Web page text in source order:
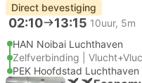
Direct bevestiging
02:10 13:15 10uur, 5m
HAN Noibai Luchthaven
Zelfverbinding |
PEK Hoofdstad Luchthaven